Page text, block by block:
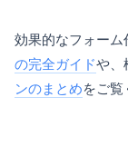
効果的なフォーム
の完全ガイドや、
ンのまとめをご覧